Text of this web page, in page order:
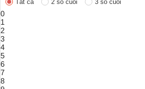
Tất cả 2 số cuối 3 số cuối
0
1
2
3
4
5
6
7
8